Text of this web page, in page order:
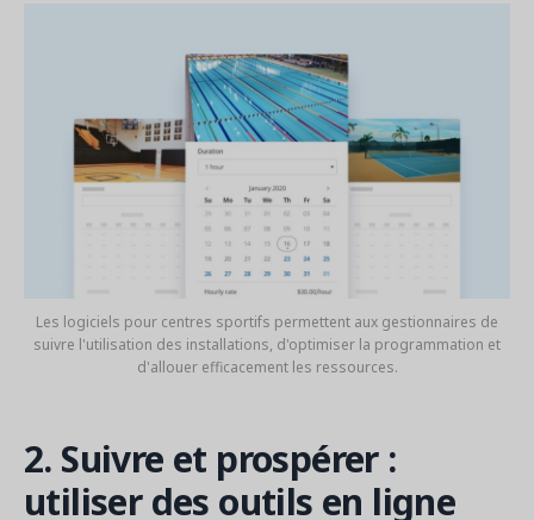
Les logiciels pour centres sportifs permettent aux gestionnaires de
suivre l'utilisation des installations, d'optimiser la programmation et
d'allouer efficacement les ressources.
2. Suivre et prospérer :
utiliser des outils en ligne